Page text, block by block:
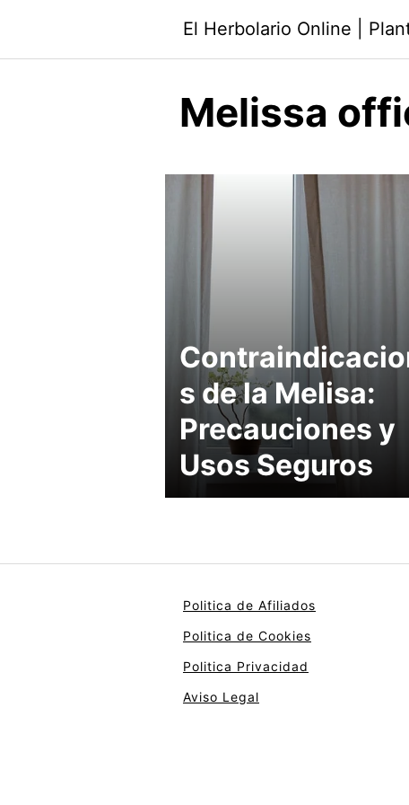
El Herbolario Online |
Melissa
s de la Melisa:
Precauciones y
Usos Seguros
Politica de Afiliados
Politica de Cookies
Politica Privacidad
Aviso Legal